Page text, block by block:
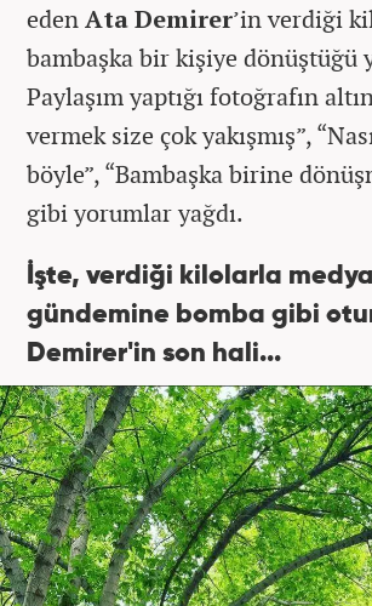
edenAta Demirer’in verdiği
bambaşka bir kişiye dönüştüğü
Paylaşım yaptığı fotoğrafın
vermek size çok yakışmış”,
böyle”, “Bambaşka birine
gibi yorumlar yağdı.
İşte, verdiği kilolarla medya
gündemine bomba gibi
Demirer'in son hali...